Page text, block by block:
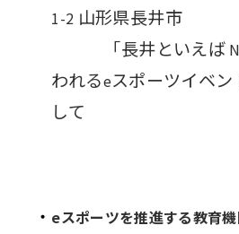
1-2 山形県長井市
「長井といえば
われるeスポーツイベ
して
eスポーツを推進する教育